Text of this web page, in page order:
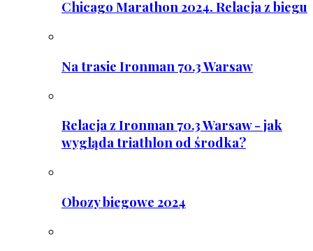
Chicago Marathon 2024. Relacja z biegu
Na trasie Ironman 70.3 Warsaw
Relacja z Ironman 70.3 Warsaw - jak
wygląda triathlon od środka?
Obozy biegowe 2024